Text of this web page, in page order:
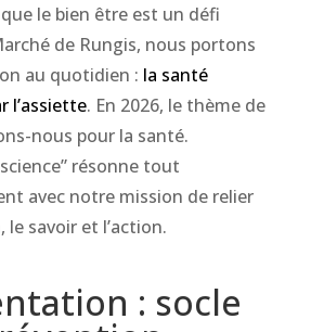
le bien être est un défi
de Rungis, nous portons
au quotidien : la santé
l’assiette. En 2026, le thème de
nous pour la santé.
résonne tout
avec notre mission de relier
le savoir et l’action.
: socle